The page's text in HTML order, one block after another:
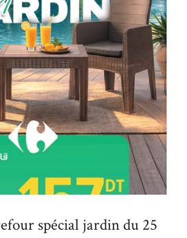
spécial jardin du 25